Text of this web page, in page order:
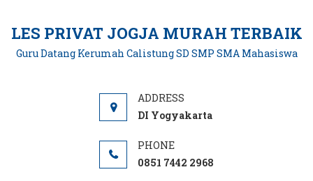
content
LES PRIVAT JOGJA MURAH TERBAIK
Guru Datang Kerumah Calistung SD SMP SMA Mahasiswa
DI Yogyakarta
0851 7442 2968